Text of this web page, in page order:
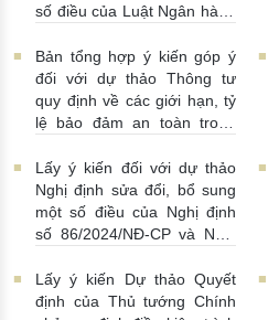
số điều của Luật Ngân hàng
Phòng, chống rửa tiền và
Luật Các tổ chức tín dụng
08/07/2026 | 11:21:00
Bản tổng hợp ý kiến góp ý
đối với dự thảo Thông tư
quy định về các giới hạn, tỷ
lệ bảo đảm an toàn trong
thương mại, chi nhánh ngân
hàng nước ngoài
25/06/2026 | 16:00:00
Lấy ý kiến đối với dự thảo
Nghị định sửa đổi, bổ sung
một số điều của Nghị định
số 86/2024/NĐ-CP và Nghị
22/06/2026 | 09:13:00
Lấy ý kiến Dự thảo Quyết
định của Thủ tướng Chính